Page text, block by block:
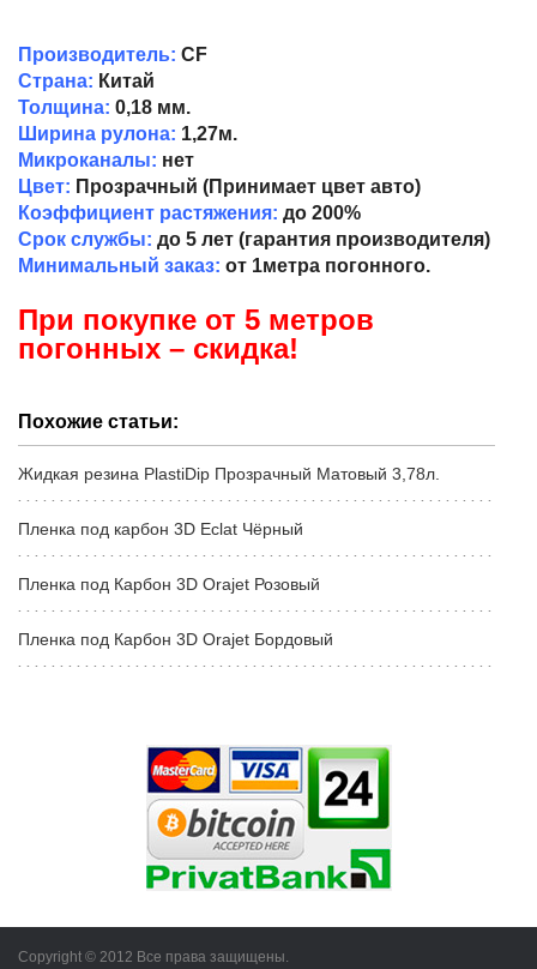
Производитель: CF
Страна: Китай
Толщина: 0,18 мм.
Ширина рулона: 1,27м.
Микроканалы: нет
Цвет: Прозрачный (Принимает цвет авто)
Коэффициент растяжения: до 200%
Срок службы: до 5 лет (гарантия производителя)
Минимальный заказ: от 1метра погонного.
При покупке от 5 метров
погонных – скидка!
Похожие статьи:
Жидкая резина PlastiDip Прозрачный Матовый 3,78л.
Пленка под карбон 3D Eclat Чёрный
Пленка под Карбон 3D Orajet Розовый
Пленка под Карбон 3D Orajet Бордовый
Copyright © 2012 Все права защищены.